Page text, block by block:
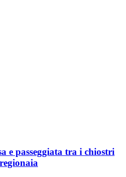
e passeggiata tra i chiostri